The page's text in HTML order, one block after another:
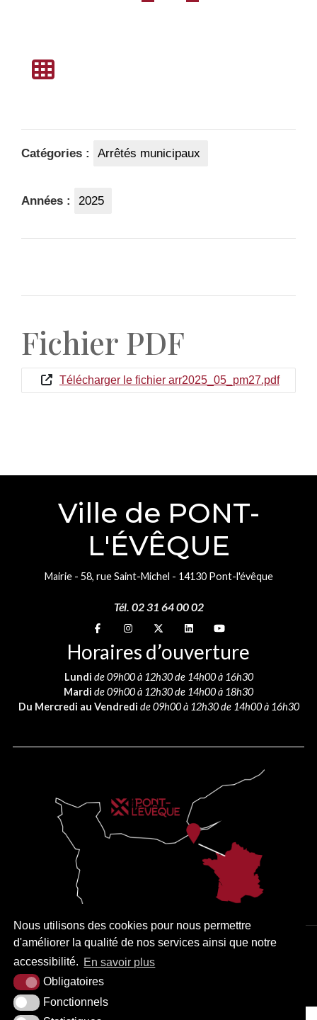
Nous utilisons des cookies pour nous permettre
d'améliorer la qualité de nos services ainsi que notre
accessibilité. En savoir plus
Obligatoires
Fonctionnels
Catégories : Arrêtés municipaux
Années : 2025
Fichier PDF
Télécharger le fichier arr2025_05_pm27.pdf
Ville de PONT-
L'ÉVÊQUE
Mairie - 58, rue Saint-Michel - 14130 Pont-l'évêque
Tél. 02 31 64 00 02
Suivez-nous sur
Suivez-nous sur
Suivez-nous sur
Suivez-nous sur
Suivez-nous sur
Horaires d’ouverture
Lundi de 09h00 à 12h30 de 14h00 à 16h30
Mardi de 09h00 à 12h30 de 14h00 à 18h30
Du Mercredi au Vendredi de 09h00 à 12h30 de 14h00 à 16h30
PLAN DU SITE MENTIONS LÉGALES ACCESSIBILITÉ